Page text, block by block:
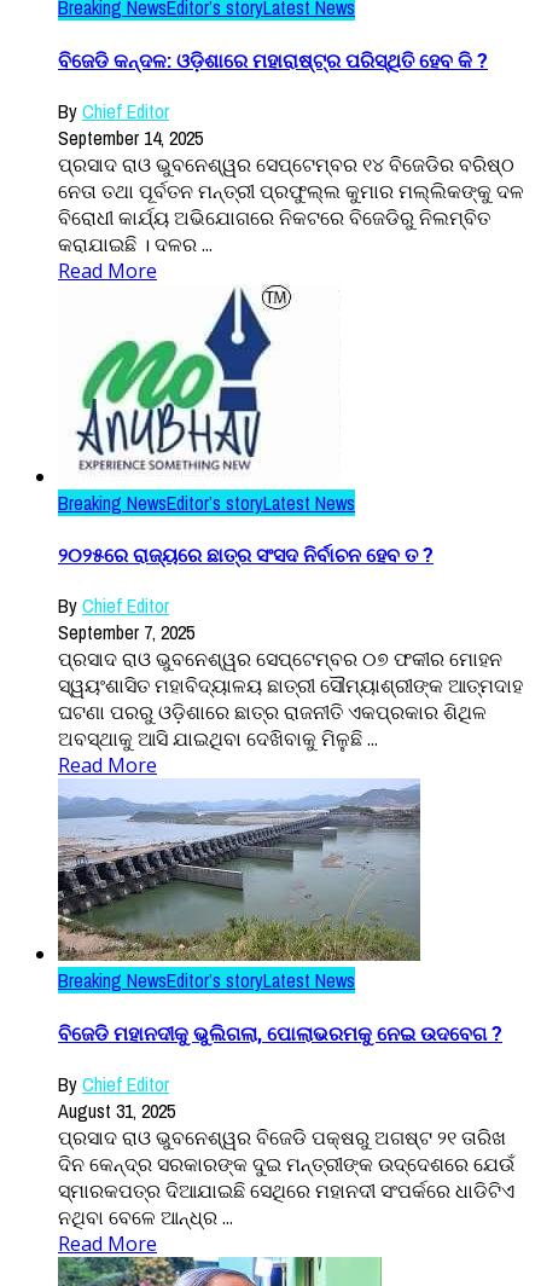
Breaking NewsEditor’s storyLatest News
ବିଜେଡି କନ୍ଦଳ: ଓଡ଼ିଶାରେ ମହାରାଷ୍ଟ୍ର ପରିସ୍ଥିତି ହେବ କି ?
ByChief Editor
September 14, 2025
ପ୍ରସାଦ ରାଓ ଭୁବନେଶ୍ୱର ସେପ୍ଟେମ୍ବର ୧୪ ବିଜେଡିର ବରିଷ୍ଠ
ନେତା ତଥା ପୂର୍ବତନ ମନ୍ତ୍ରୀ ପ୍ରଫୁଲ୍ଲ କୁମାର ମଲ୍ଲିକଙ୍କୁ ଦଳ
ବିରୋଧୀ କାର୍ଯ୍ୟ ଅଭିଯୋଗରେ ନିକଟରେ ବିଜେଡିରୁ ନିଲମ୍ବିତ
କରାଯାଇଛି । ଦଳର ...
Read More
Breaking NewsEditor’s storyLatest News
୨୦୨୫ରେ ରାଜ୍ୟରେ ଛାତ୍ର ସଂସଦ ନିର୍ବାଚନ ହେବ ତ ?
ByChief Editor
September 7, 2025
ପ୍ରସାଦ ରାଓ ଭୁବନେଶ୍ୱର ସେପ୍ଟେମ୍ବର ୦୭ ଫକୀର ମୋହନ
ସ୍ୱୟଂଶାସିତ ମହାବିଦ୍ୟାଳୟ ଛାତ୍ରୀ ସୌମ୍ୟାଶ୍ରୀଙ୍କ ଆତ୍ମଦାହ
ଘଟଣା ପରରୁ ଓଡ଼ିଶାରେ ଛାତ୍ର ରାଜନୀତି ଏକପ୍ରକାର ଶିଥିଳ
ଅବସ୍ଥାକୁ ଆସି ଯାଇଥିବା ଦେଖିବାକୁ ମିଳୁଛି ...
Read More
Breaking NewsEditor’s storyLatest News
ବିଜେଡି ମହାନଦୀକୁ ଭୁଲିଗଲା, ପୋଲାଭରମକୁ ନେଇ ଉଦବେଗ ?
ByChief Editor
August 31, 2025
ପ୍ରସାଦ ରାଓ ଭୁବନେଶ୍ୱର ବିଜେଡି ପକ୍ଷରୁ ଅଗଷ୍ଟ ୨୧ ତାରିଖ
ଦିନ କେନ୍ଦ୍ର ସରକାରଙ୍କ ଦୁଇ ମନ୍ତ୍ରୀଙ୍କ ଉଦ୍ଦେଶରେ ଯେଉଁ
ସ୍ମାରକପତ୍ର ଦିଆଯାଇଛି ସେଥିରେ ମହାନଦୀ ସଂପର୍କରେ ଧାଡିଟିଏ
ନଥିବା ବେଳେ ଆନ୍ଧ୍ର ...
Read More